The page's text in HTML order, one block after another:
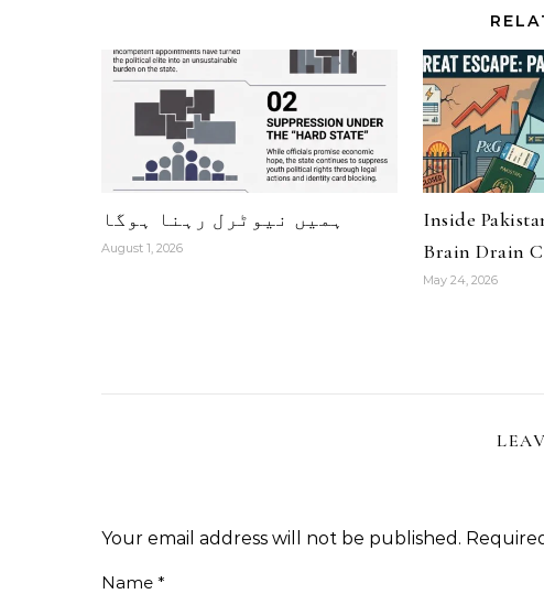
ہمیں نیوٹرل رہنا ہوگا
August 1, 2026
Inside
Brain Drain
May 24, 2026
Your email address will not be published.
Name *